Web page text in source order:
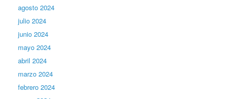
agosto 2024
julio 2024
junio 2024
mayo 2024
abril 2024
marzo 2024
febrero 2024